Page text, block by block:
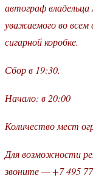
автограф
уважаемого во всем
сигарной коробке.
Сбор в 19:30.
Начало: в 20:00
Количество мест
Для возможности
звоните — +7 495